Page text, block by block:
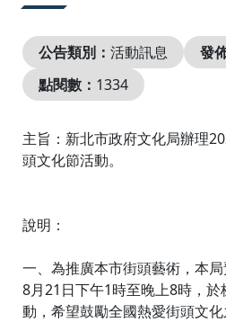
公告類別： 活動訊息 發
點閱數： 1334
主旨：新北市政府文化局辦理
頭文化節活動。
說明：
一、為推廣本市街頭藝術，本局
8月21日下午1時至晚上8時，
動，希望鼓勵全國熱愛街頭文